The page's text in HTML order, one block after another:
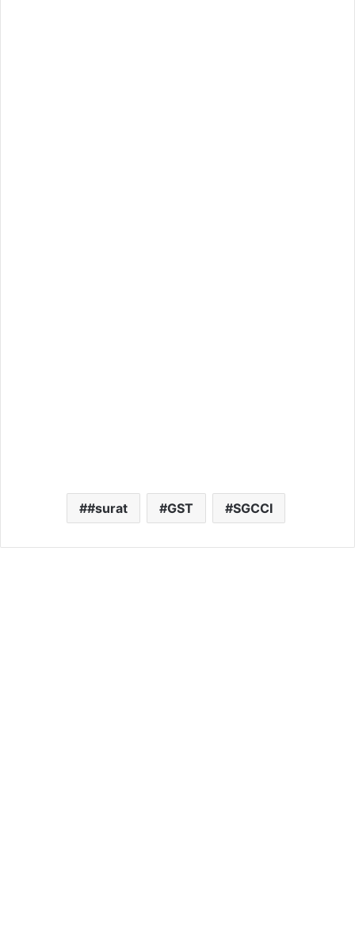
#surat GST SGCCI